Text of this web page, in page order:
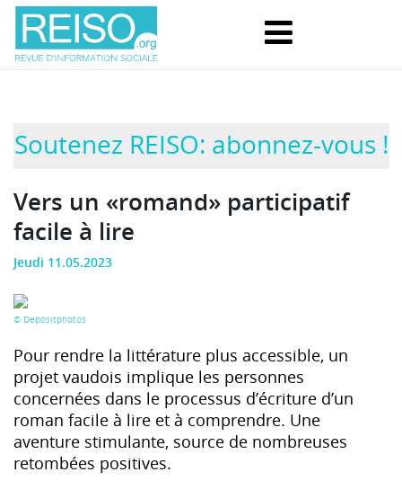
Soutenez REISO: abonnez-vous !
Vers un «romand» participatif
facile à lire
Jeudi 11.05.2023
© Depositphotos
Pour rendre la littérature plus accessible, un
projet vaudois implique les personnes
concernées dans le processus d’écriture d’un
roman facile à lire et à comprendre. Une
aventure stimulante, source de nombreuses
retombées positives.